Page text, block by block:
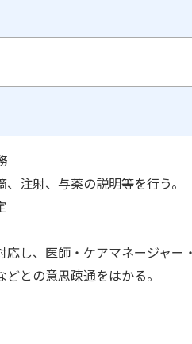
注射、与薬の説明等を行う。
応し、医師・ケアマネージャー
種などとの意思疎通を